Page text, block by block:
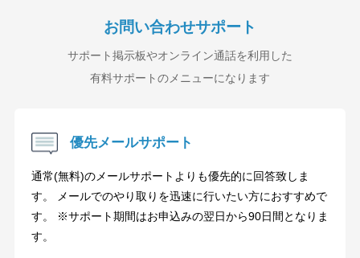
お問い合わせサポート
サポート掲示板やオンライン通話を利用した
有料サポートのメニューになります
優先メールサポート
通常(無料)のメールサポートよりも優先的に回答致しま
す。 メールでのやり取りを迅速に行いたい方におすすめで
す。 ※サポート期間はお申込みの翌日から90日間となりま
す。